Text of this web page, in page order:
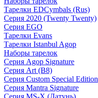
Тарелки EDCymbals (Rus)
Серия 2020 (Twenty Twenty)
Серия EGO
Тарелки Evans
Тарелки Istanbul Agop
Наборы тарелок
Серия Agop Signature
Серия Art (B8)
Серия Custom Special Edition
Серия Mantra Signature
Серия MS-X (Латунь)